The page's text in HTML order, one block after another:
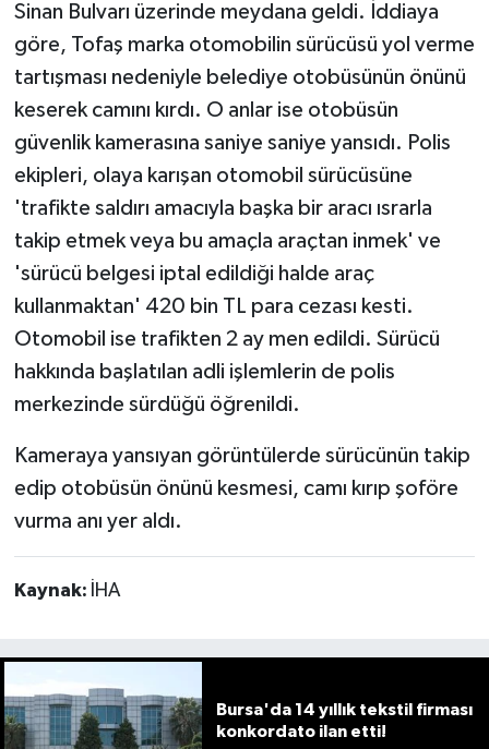
Sinan Bulvarı üzerinde meydana geldi. İddiaya
göre, Tofaş marka otomobilin sürücüsü yol verme
tartışması nedeniyle belediye otobüsünün önünü
keserek camını kırdı. O anlar ise otobüsün
güvenlik kamerasına saniye saniye yansıdı. Polis
ekipleri, olaya karışan otomobil sürücüsüne
'trafikte saldırı amacıyla başka bir aracı ısrarla
takip etmek veya bu amaçla araçtan inmek' ve
'sürücü belgesi iptal edildiği halde araç
kullanmaktan' 420 bin TL para cezası kesti.
Otomobil ise trafikten 2 ay men edildi. Sürücü
hakkında başlatılan adli işlemlerin de polis
merkezinde sürdüğü öğrenildi.
Kameraya yansıyan görüntülerde sürücünün takip
edip otobüsün önünü kesmesi, camı kırıp şoföre
vurma anı yer aldı.
Kaynak: İHA
Bursa'da 14 yıllık tekstil firması
konkordato ilan etti!